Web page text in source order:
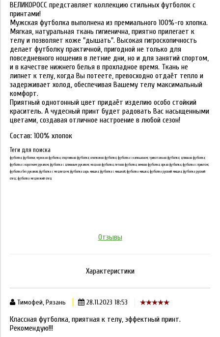
ВЕЛИКОРОСС представляет коллекцию стильных футболок с
принтами!
Мужская футболка выполнена из премиального 100%-го хлопка.
Мягкая, натуральная ткань гигиенична, приятно прилегает к
телу и позволяет коже "дышать". Высокая гигроскопичность
делает футболку практичной, пригодной не только для
повседневного ношения в летние дни, но и для занятий спортом,
и в качестве нижнего белья в прохладное время. Ткань не
липнет к телу, когда Вы потеете, превосходно отдаёт тепло и
задерживает холод, обеспечивая Вашему телу максимальный
комфорт.
Приятный однотонный цвет придаёт изделию особо стойкий
краситель. А чудесный принт будет радовать Вас насыщенными
цветами, создавая отличное настроение в любой сезон!
Состав: 100% хлопок
Теги для поиска
футболка; футболки; мужская футболка; спортивная футболка; хлопковая футболка; футболка с капюшоном; трикотажная футболка; длинная футболка;
футболка с коротким рукавом; футболка с длинным рукавом; модная футболка; летняя футболка; зимняя футболка; яркая футболка; футболка с принтом;
футболка без рукавов; футболка с медведем; футболка царь мишка; футболка с мишкой; футболка мишка; футболка русский мишка; футболка русский
след; футболка медвежий след
Отзывы
Характеристики
Тимофей, Рязань 28.11.2023 18:53
Классная футболка, приятная к телу, эффектный принт.
Рекомендую!!!